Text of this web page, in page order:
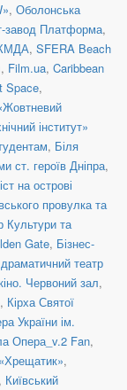
, Оболонська
завод Платформа,
, SFERA Beach
, Film.ua, Caribbean
Space,
інститут»
, Біля
ст. героїв Дніпра,
на острові
провулка та
Культури та
Gate, Бізнес-
театр
Червоний зал,
, Кірха Святої
України ім.
Опера_v.2 Fan,
,
, Київський